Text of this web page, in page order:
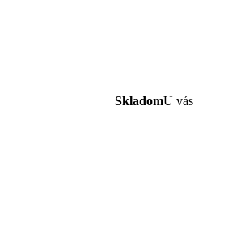
SkladomU vás